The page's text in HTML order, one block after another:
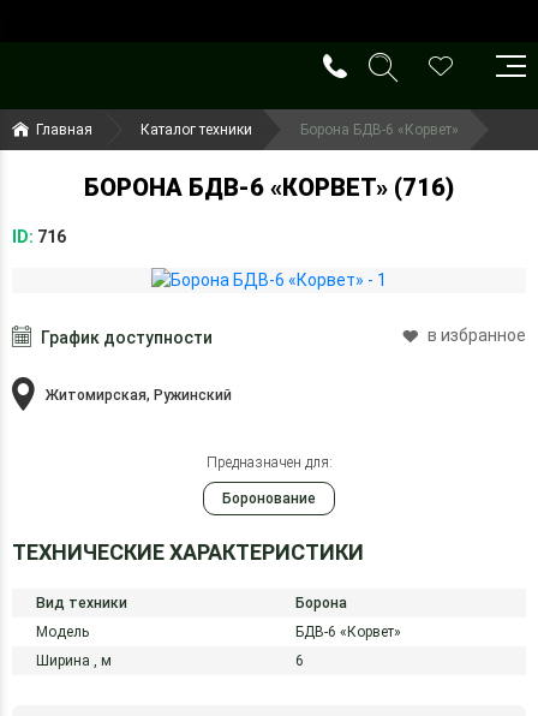
(099) 644-79-22
(050) 416-93-27
Главная Каталог техники Борона БДВ-6 «Корвет»
БОРОНА БДВ-6 «КОРВЕТ» (716)
ID: 716
График доступности в избранное
Житомирская, Ружинский
Предназначен для:
Боронование
ТЕХНИЧЕСКИЕ ХАРАКТЕРИСТИКИ
Вид техники
Борона
Модель
БДВ-6 «Корвет»
Ширина , м 6